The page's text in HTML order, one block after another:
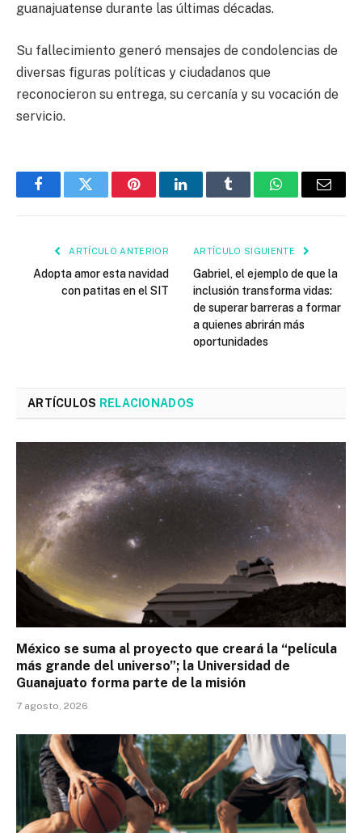
guanajuatense durante las últimas décadas.
Su fallecimiento generó mensajes de condolencias de
diversas figuras políticas y ciudadanos que
reconocieron su entrega, su cercanía y su vocación de
servicio.
FacebookTwitter PinterestLinkedInTumblr WhatsAppEmail
ARTÍCULO ANTERIOR
Adopta amor esta navidad
con patitas en el SIT
ARTÍCULO SIGUIENTE
Gabriel, el ejemplo de que la
inclusión transforma vidas:
de superar barreras a formar
a quienes abrirán más
oportunidades
ARTÍCULOS RELACIONADOS
México se suma al proyecto que creará la “película
más grande del universo”; la Universidad de
Guanajuato forma parte de la misión
7 agosto, 2026